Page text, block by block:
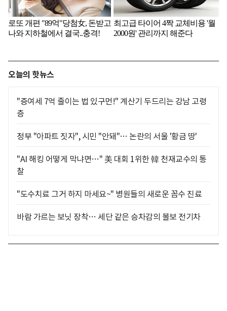
오늘의 핫뉴스
"증여세 7억 줄이는 법 있구먼!" 계산기 두드리는 강남 고령
층
정부 "아파트 짓자", 시민 "안돼"… 논란의 서울 '황금 땅'
"AI 해킹 어떻게 막냐면…" 美 대회 1위한 韓 천재교수의 통
찰
"도수치료 그거 하지 마세요~" 병원들의 새로운 꼼수 진료
바람 가르는 보닛 장착… 세단 같은 승차감의 볼보 전기차